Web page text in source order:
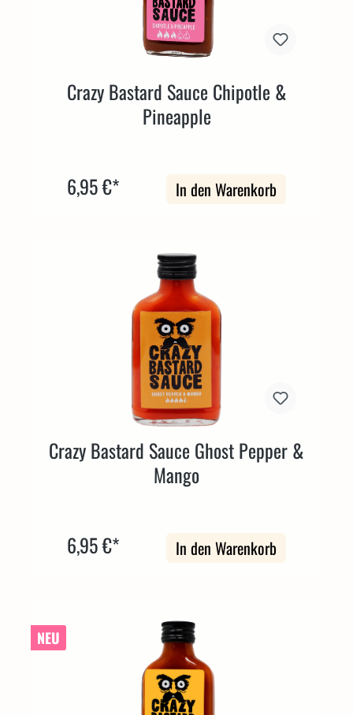
Crazy Bastard Sauce Chipotle &
Pineapple
6,95 €* In den Warenkorb
Crazy Bastard Sauce Ghost Pepper &
Mango
6,95 €* In den Warenkorb
NEU